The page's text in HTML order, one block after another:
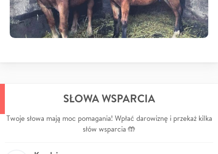
SŁOWA WSPARCIA
Twoje słowa mają moc pomagania! Wpłać darowiznę i przekaż kilka
słów wsparcia 🤲